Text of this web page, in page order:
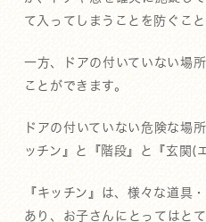
て入ってしまうことを防ぐこと
一方、ドアの付いていない場
ことができます。
ドアの付いていない危険な場
ッチン』と『階段』と『玄関(
『キッチン』は、様々な道具
あり、お子さんにとってはと